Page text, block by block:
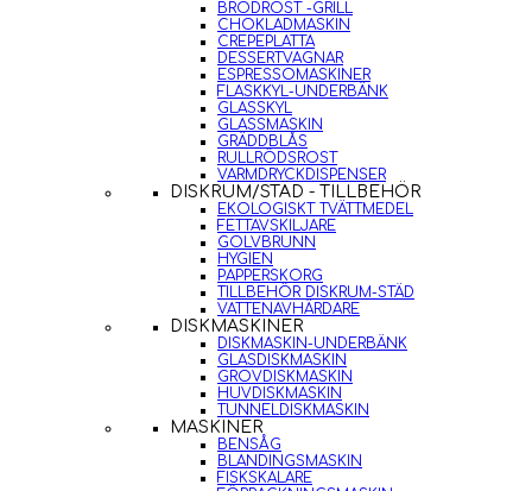
BRÖDROST -GRILL
CHOKLADMASKIN
CREPEPLATTA
DESSERTVAGNAR
ESPRESSOMASKINER
FLASKKYL-UNDERBÄNK
GLASSKYL
GLASSMASKIN
GRÄDDBLÅS
RULLRÖDSROST
VARMDRYCKDISPENSER
DISKRUM/STÄD - TILLBEHÖR
EKOLOGISKT TVÄTTMEDEL
FETTAVSKILJARE
GOLVBRUNN
HYGIEN
PAPPERSKORG
TILLBEHÖR DISKRUM-STÄD
VATTENAVHÄRDARE
DISKMASKINER
DISKMASKIN-UNDERBÄNK
GLASDISKMASKIN
GROVDISKMASKIN
HUVDISKMASKIN
TUNNELDISKMASKIN
MASKINER
BENSÅG
BLANDINGSMASKIN
FISKSKALARE